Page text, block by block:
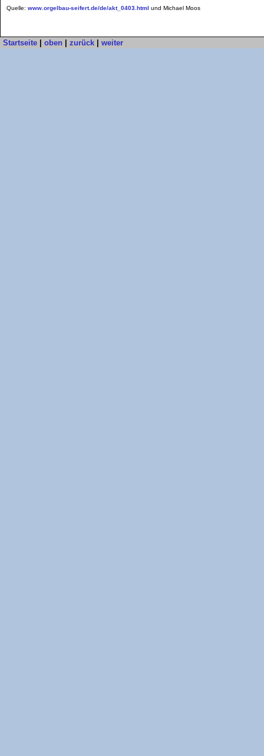
Quelle: www.orgelbau-seifert.de/de/akt_0403.html und Michael Moos
Startseite oben zurück weiter